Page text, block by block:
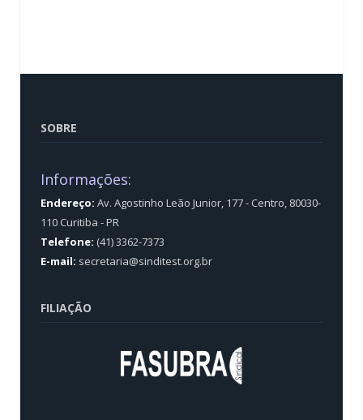
SOBRE
Informações:
Endereço: Av. Agostinho Leão Junior, 177 - Centro, 80030-
110 Curitiba - PR
Telefone: (41) 3362-7373
E-mail: secretaria@sinditest.org.br
FILIAÇÃO